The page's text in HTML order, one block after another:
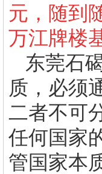
元，随到
万江牌楼
东莞石
质，必须
二者不可
任何国家
管国家本